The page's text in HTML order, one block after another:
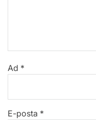
Ad *
E-posta *